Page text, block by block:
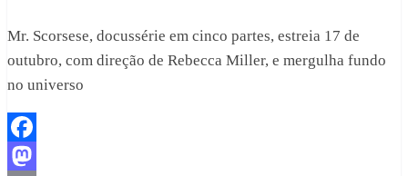
Mr. Scorsese, docussérie em cinco partes, estreia 17 de
outubro, com direção de Rebecca Miller, e mergulha fundo
no universo
Facebook